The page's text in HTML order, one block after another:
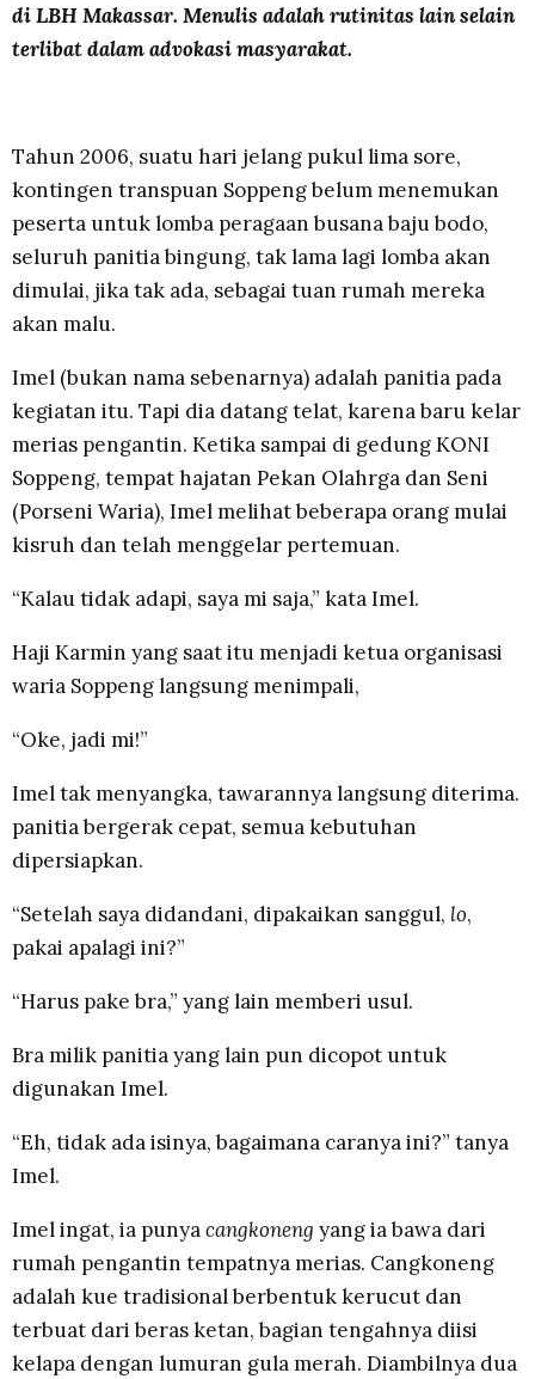
di LBH Makassar. Menulis adalah rutinitas lain selain
terlibat dalam advokasi masyarakat.
Tahun 2006, suatu hari jelang pukul lima sore,
kontingen transpuan Soppeng belum menemukan
peserta untuk lomba peragaan busana baju bodo,
seluruh panitia bingung, tak lama lagi lomba akan
dimulai, jika tak ada, sebagai tuan rumah mereka
akan malu.
Imel (bukan nama sebenarnya) adalah panitia pada
kegiatan itu. Tapi dia datang telat, karena baru kelar
merias pengantin. Ketika sampai di gedung KONI
Soppeng, tempat hajatan Pekan Olahrga dan Seni
(Porseni Waria), Imel melihat beberapa orang mulai
kisruh dan telah menggelar pertemuan.
“Kalau tidak adapi, saya mi saja,” kata Imel.
Haji Karmin yang saat itu menjadi ketua organisasi
waria Soppeng langsung menimpali,
“Oke, jadi mi!”
Imel tak menyangka, tawarannya langsung diterima.
panitia bergerak cepat, semua kebutuhan
dipersiapkan.
“Setelah saya didandani, dipakaikan sanggul, lo,
pakai apalagi ini?”
“Harus pake bra,” yang lain memberi usul.
Bra milik panitia yang lain pun dicopot untuk
digunakan Imel.
“Eh, tidak ada isinya, bagaimana caranya ini?” tanya
Imel.
Imel ingat, ia punyacangkoneng yang ia bawa dari
rumah pengantin tempatnya merias. Cangkoneng
adalah kue tradisional berbentuk kerucut dan
terbuat dari beras ketan, bagian tengahnya diisi
kelapa dengan lumuran gula merah. Diambilnya dua